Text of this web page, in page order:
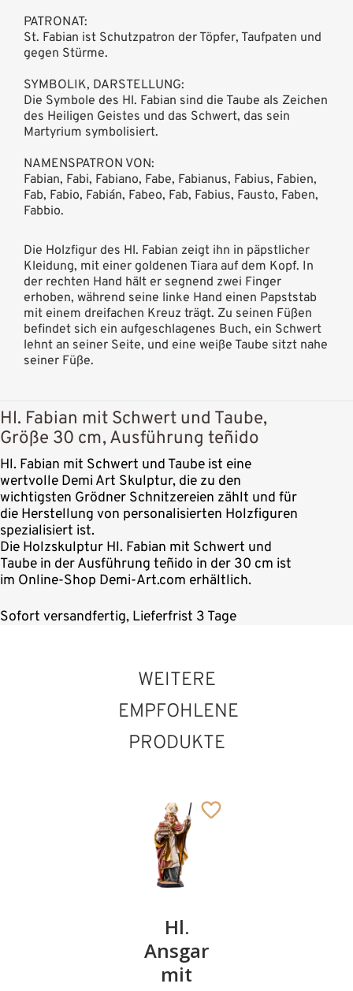
PATRONAT:
St. Fabian ist Schutzpatron der Töpfer, Taufpaten und
gegen Stürme.
SYMBOLIK, DARSTELLUNG:
Die Symbole des Hl. Fabian sind die Taube als Zeichen
des Heiligen Geistes und das Schwert, das sein
Martyrium symbolisiert.
NAMENSPATRON VON:
Fabian, Fabi, Fabiano, Fabe, Fabianus, Fabius, Fabien,
Fab, Fabio, Fabián, Fabeo, Fab, Fabius, Fausto, Faben,
Fabbio.
Die Holzfigur des Hl. Fabian zeigt ihn in päpstlicher
Kleidung, mit einer goldenen Tiara auf dem Kopf. In
der rechten Hand hält er segnend zwei Finger
erhoben, während seine linke Hand einen Papststab
mit einem dreifachen Kreuz trägt. Zu seinen Füßen
befindet sich ein aufgeschlagenes Buch, ein Schwert
lehnt an seiner Seite, und eine weiße Taube sitzt nahe
seiner Füße.
Hl. Fabian mit Schwert und Taube,
Größe 30 cm, Ausführung teñido
Hl. Fabian mit Schwert und Taube ist eine
wertvolle Demi Art Skulptur, die zu den
wichtigsten Grödner Schnitzereien zählt und für
die Herstellung von personalisierten Holzfiguren
spezialisiert ist.
Die Holzskulptur Hl. Fabian mit Schwert und
Taube in der Ausführung teñido in der 30 cm ist
im Online-Shop Demi-Art.com erhältlich.
Sofort versandfertig, Lieferfrist 3 Tage
WEITERE
EMPFOHLENE
PRODUKTE
Hl.
Ansgar
mit